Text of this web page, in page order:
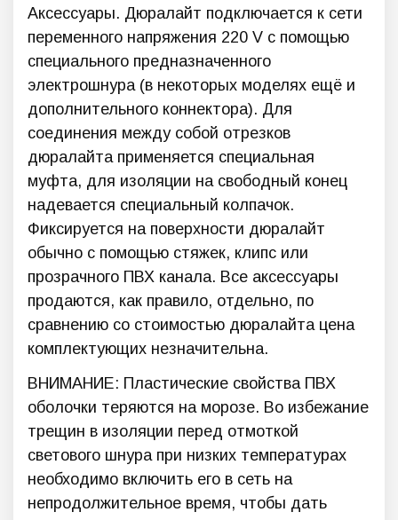
Аксессуары. Дюралайт подключается к сети
переменного напряжения 220 V с помощью
специального предназначенного
электрошнура (в некоторых моделях ещё и
дополнительного коннектора). Для
соединения между собой отрезков
дюралайта применяется специальная
муфта, для изоляции на свободный конец
надевается специальный колпачок.
Фиксируется на поверхности дюралайт
обычно с помощью стяжек, клипс или
прозрачного ПВХ канала. Все аксессуары
продаются, как правило, отдельно, по
сравнению со стоимостью дюралайта цена
комплектующих незначительна.
ВНИМАНИЕ: Пластические свойства ПВХ
оболочки теряются на морозе. Во избежание
трещин в изоляции перед отмоткой
светового шнура при низких температурах
необходимо включить его в сеть на
непродолжительное время, чтобы дать